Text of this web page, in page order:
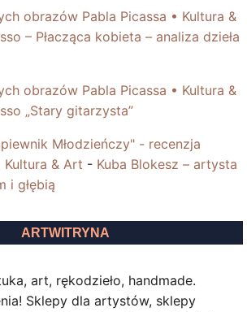
obrazów Pabla Picassa • Kultura &
– Płacząca kobieta – analiza dzieła
obrazów Pabla Picassa • Kultura &
„Stary gitarzysta”
Młodzieńczy" - recenzja
Kultura & Art - Kuba Blokesz – artysta
i głębią
ARTWITRYNA
art, rękodzieło, handmade.
Sklepy dla artystów, sklepy